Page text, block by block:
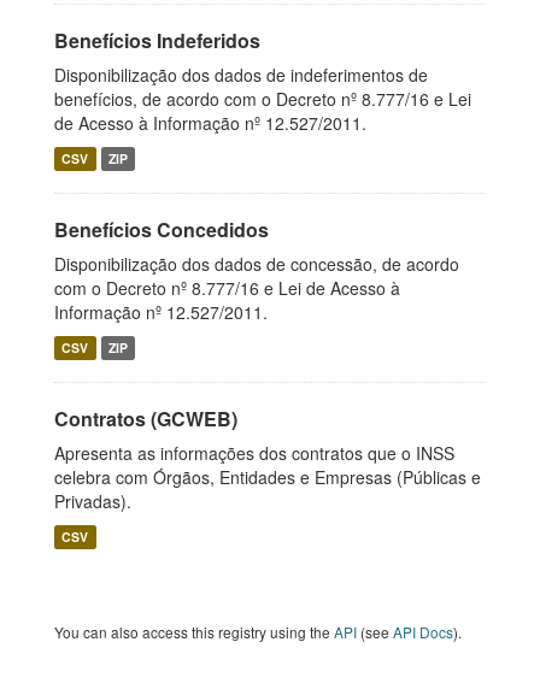
Benefícios Indeferidos
Disponibilização dos dados de indeferimentos de
benefícios, de acordo com o Decreto nº 8.777/16 e Lei
de Acesso à Informação nº 12.527/2011.
CSV ZIP
Benefícios Concedidos
Disponibilização dos dados de concessão, de acordo
com o Decreto nº 8.777/16 e Lei de Acesso à
Informação nº 12.527/2011.
CSV ZIP
Contratos (GCWEB)
Apresenta as informações dos contratos que o INSS
celebra com Órgãos, Entidades e Empresas (Públicas e
Privadas).
CSV
You can also access this registry using the API (see API Docs).